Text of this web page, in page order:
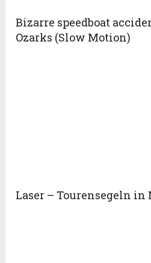
Bizarre speedboat
Ozarks (Slow Motion)
Laser – Tourensegeln in